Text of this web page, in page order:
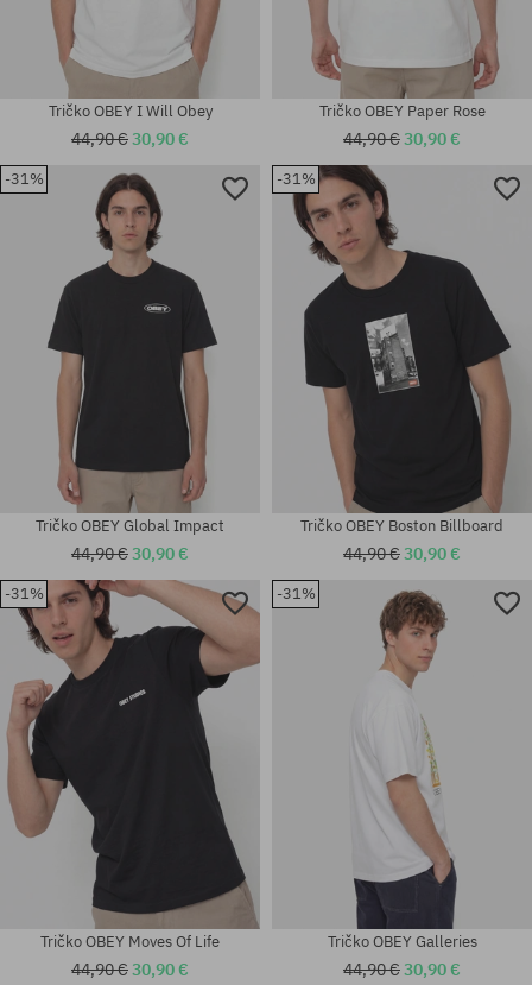
univerzálna veľkosť
Dostupné veľkosti:
S; M
Dostupné veľkosti:
Tričko OBEY I Will Obey
44,90 €30,90 €
Dostupné veľkosti:
Tričko OBEY Paper Rose
44,90 €30,90 €
-31%
Tričko OBEY Global Impact
44,90 €30,90 €
-31%
Tričko OBEY Boston Billboard
44,90 €30,90 €
-31%
Tričko OBEY Moves Of Life
44,90 €30,90 €
-31%
Tričko OBEY Galleries
44,90 €30,90 €